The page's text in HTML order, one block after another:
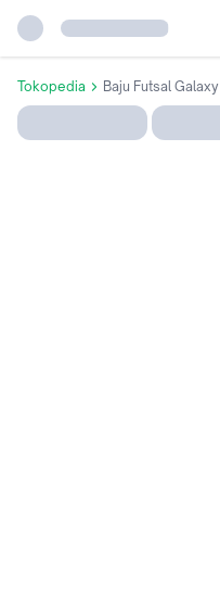
Tokopedia Baju Futsal Galaxy